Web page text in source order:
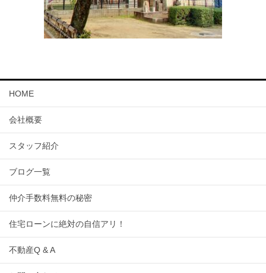
HOME
会社概要
スタッフ紹介
ブログ一覧
仲介手数料無料の秘密
住宅ローンに絶対の自信アリ！
不動産Q & A